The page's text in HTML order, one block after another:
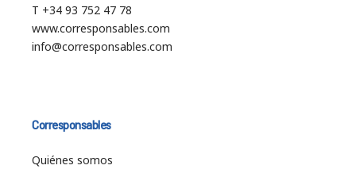
T +34 93 752 47 78
www.corresponsables.com
info@corresponsables.com
Corresponsables
Quiénes somos